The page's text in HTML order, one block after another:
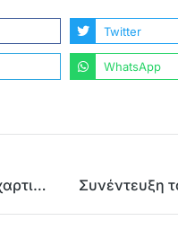
Twitter
WhatsApp
Ανακύκλωση χαρτιού που θα γίνει βιβλία για τυφλούς και σε σχολεία του Αμαρουσίου από την Περιφέρεια Αττικής